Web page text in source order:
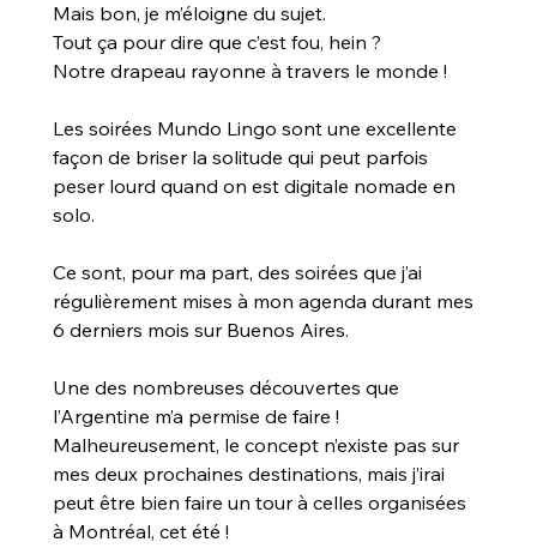
Mais bon, je m’éloigne du sujet.
Tout ça pour dire que c’est fou, hein ?
Notre drapeau rayonne à travers le monde !
Les soirées Mundo Lingo sont une excellente
façon de briser la solitude qui peut parfois
peser lourd quand on est digitale nomade en
solo.
Ce sont, pour ma part, des soirées que j’ai
régulièrement mises à mon agenda durant mes
6 derniers mois sur Buenos Aires.
Une des nombreuses découvertes que
l’Argentine m’a permise de faire !
Malheureusement, le concept n’existe pas sur
mes deux prochaines destinations, mais j’irai
peut être bien faire un tour à celles organisées
à Montréal, cet été !